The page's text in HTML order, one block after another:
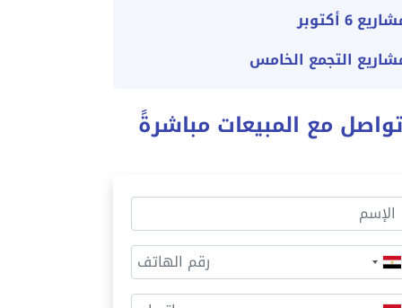
6 أكتوبر
التجمع الخامس
تواصل مع المبيعات مباشرةً